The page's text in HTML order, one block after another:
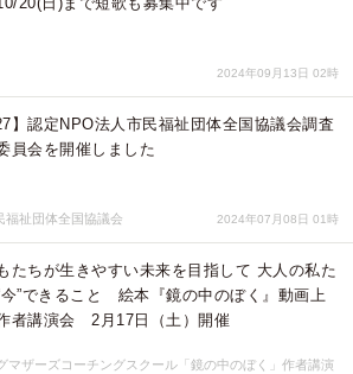
2024年09月13日 02時
】認定NPO法人市民福祉団体全国協議会調査
員会を開催しました
福祉団体全国協議会 2024年07月08日 01時
たちが生きやすい未来を目指して 大人の私た
今”できること 絵本『鏡の中のぼく』動画上
者講演会 2月17日（土）開催
マザーズコーチングスクール「鏡の中のぼく」作者講演